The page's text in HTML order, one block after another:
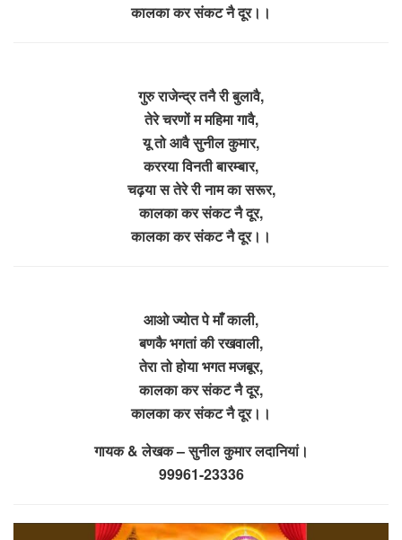
कालका कर संकट नै दूर।।
गुरु राजेन्द्र तनै री बुलावै,
तेरे चरणों म महिमा गावै,
यू तो आवै सुनील कुमार,
कररया विनती बारम्बार,
चढ़या स तेरे री नाम का सरूर,
कालका कर संकट नै दूर,
कालका कर संकट नै दूर।।
आओ ज्योत पे माँ काली,
बणकै भगतां की रखवाली,
तेरा तो होया भगत मजबूर,
कालका कर संकट नै दूर,
कालका कर संकट नै दूर।।
गायक & लेखक – सुनील कुमार लदानियां।
99961-23336